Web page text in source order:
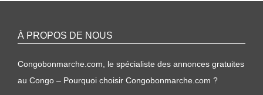
À PROPOS DE NOUS
Congobonmarche.com, le spécialiste des annonces gratuites
au Congo – Pourquoi choisir Congobonmarche.com ?